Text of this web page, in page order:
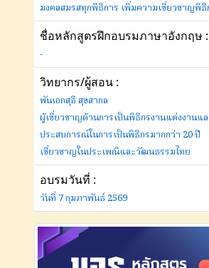
มงคลสมรสทุกพิธีการ เพิ่มความเชี่ยวชาญพิธี
ชื่อหลักสูตรฝึกอบรมภาษาอังกฤษ :
-
วิทยากร/ผู้สอน :
พันเอกสุธี สุขสากล
ผู้เชี่ยวชาญด้านการเป็นพิธีกรงานแต่งงานแ
ประสบการณ์ในการเป็นพิธีกรมากกว่า 20 ปี
เชี่ยวชาญในประเพณีและวัฒนธรรมไทย
อบรมวันที่ :
วันที่ 7 กุมภาพันธ์ 2569